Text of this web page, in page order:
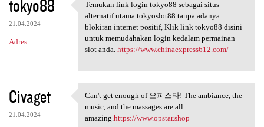
tokyo88
21.04.2024
Adres
Temukan link login tokyo88
Temukan link login tokyo88 sebagai situs
alternatif utama tokyoslot88 tanpa adanya
blokiran internet positif, Klik link tokyo88 disini
untuk memudahakan login kedalam permainan
slot anda. https://www.chinaexpress612.com/
Civaget
21.04.2024
Can't get enough of 오피스타! The
Can't get enough of 오피스타! The ambiance, the
music, and the massages are all
amazing.https://www.opstar.shop